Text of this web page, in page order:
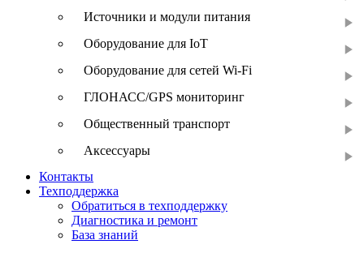
Источники и модули питания
Оборудование для IoT
Оборудование для сетей Wi-Fi
ГЛОНАСС/GPS мониторинг
Общественный транспорт
Аксессуары
Контакты
Техподдержка
Обратиться в техподдержку
Диагностика и ремонт
База знаний